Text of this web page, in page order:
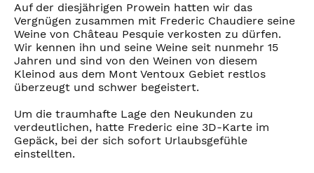
Auf der diesjährigen Prowein hatten wir das
Vergnügen zusammen mit Frederic Chaudiere seine
Weine von Château Pesquie verkosten zu dürfen.
Wir kennen ihn und seine Weine seit nunmehr 15
Jahren und sind von den Weinen von diesem
Kleinod aus dem Mont Ventoux Gebiet restlos
überzeugt und schwer begeistert.
Um die traumhafte Lage den Neukunden zu
verdeutlichen, hatte Frederic eine 3D-Karte im
Gepäck, bei der sich sofort Urlaubsgefühle
einstellten.